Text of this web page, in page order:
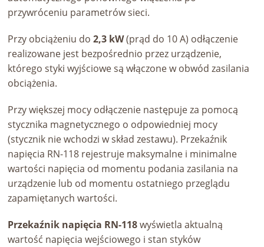
przywróceniu parametrów sieci.
Przy obciążeniu do 2,3 kW(prąd do 10 A) odłączenie
realizowane jest bezpośrednio przez urządzenie,
którego styki wyjściowe są włączone w obwód zasilania
obciążenia.
Przy większej mocy odłączenie następuje za pomocą
stycznika magnetycznego o odpowiedniej mocy
(stycznik nie wchodzi w skład zestawu). Przekaźnik
napięcia RN-118 rejestruje maksymalne i minimalne
wartości napięcia od momentu podania zasilania na
urządzenie lub od momentu ostatniego przeglądu
zapamiętanych wartości.
Przekaźnik napięcia RN-118wyświetla aktualną
wartość napięcia wejściowego i stan styków